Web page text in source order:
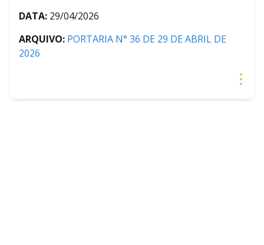
DATA: 29/04/2026
ARQUIVO: PORTARIA N° 36 DE 29 DE ABRIL DE
2026